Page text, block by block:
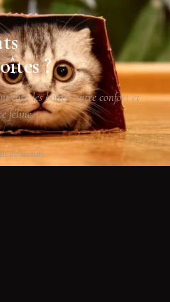
?
tant les boîtes, entre confort et
féline.
de lecture